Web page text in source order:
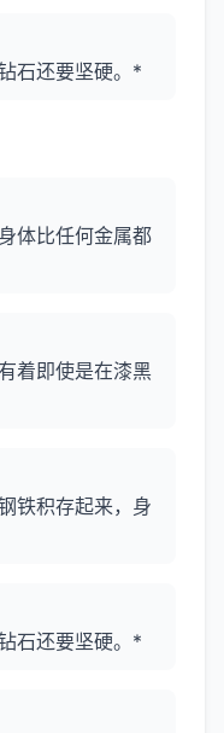
石还要坚硬。*
体比任何金属都
着即使是在漆黑
铁积存起来，身
石还要坚硬。*